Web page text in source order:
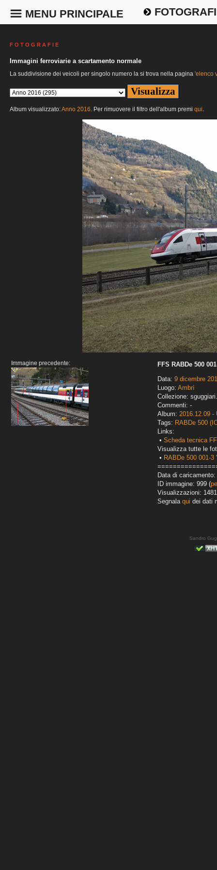
MENU PRINCIPALE
F O T O G R A F I E
Immagini ferroviarie a scartamento normale
La suddivisione dei veicoli per singolo numero la si trova nella pagina 'elenco
Album visualizzato:Anno 2016. Per rimuovere il filtro dell'album premi qui.
Immagine precedente:
FFS RABDe 500
Data: 9 dicembre
Luogo: Ambrì
Collezione:
Commenti: -
Album: 2016.12.09 -
Tags: RABDe 500
Links:
• Scheda tecnica
Visualizza tutte le
• RABDe 500 001-3
Data di caricamento:
ID immagine: 999 (
Visualizzazioni: 1481
Segnala qui dei dati
Sandro